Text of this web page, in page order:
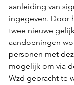
aanleiding van
ingegeven. Door
twee nieuwe
aandoeningen
personen met
mogelijk om via
Wzd gebracht te